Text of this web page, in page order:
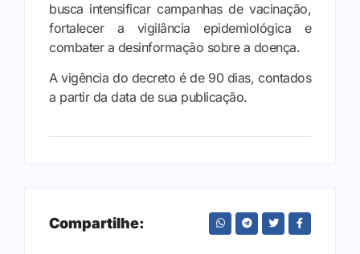
busca intensificar campanhas de vacinação,
fortalecer a vigilância epidemiológica e
combater a desinformação sobre a doença.
A vigência do decreto é de 90 dias, contados
a partir da data de sua publicação.
Compartilhe: